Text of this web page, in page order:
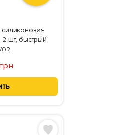
2 шт, быстрый
02